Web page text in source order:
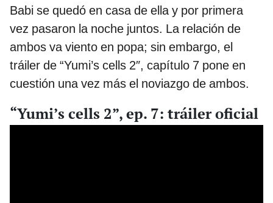
Babi se quedó en casa de ella y por primera
vez pasaron la noche juntos. La relación de
ambos va viento en popa; sin embargo, el
tráiler de “Yumi’s cells 2″, capítulo 7 pone en
cuestión una vez más el noviazgo de ambos.
“Yumi’s cells 2”, ep. 7: tráiler oficial